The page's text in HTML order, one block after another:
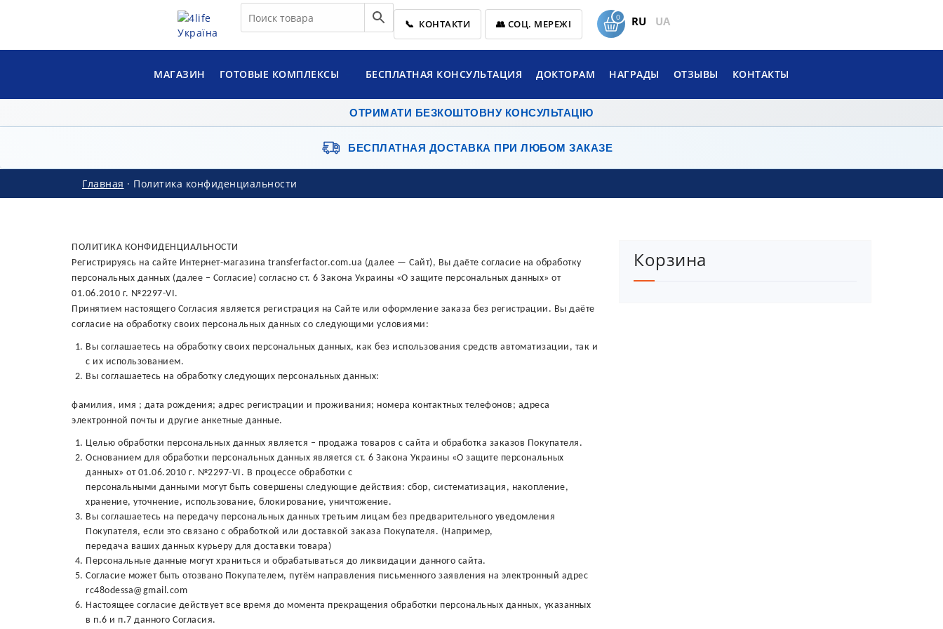
📞 КОНТАКТИ 👥 СОЦ. МЕРЕЖІ
0 RU UA
МАГАЗИН ГОТОВЫЕ КОМПЛЕКСЫ БЕСПЛАТНАЯ КОНСУЛЬТАЦИЯ ДОКТОРАМ НАГРАДЫ ОТЗЫВЫ КОНТАКТЫ
ОТРИМАТИ БЕЗКОШТОВНУ КОНСУЛЬТАЦІЮ
БЕСПЛАТНАЯ ДОСТАВКА ПРИ ЛЮБОМ ЗАКАЗЕ
Главная · Политика конфиденциальности
ПОЛИТИКА КОНФИДЕНЦИАЛЬНОСТИ
Регистрируясь на сайте Интернет-магазина transferfactor.com.ua (далее — Сайт), Вы даёте согласие на обработку
персональных данных (далее – Согласие) согласно ст. 6 Закона Украины «О защите персональных данных» от
01.06.2010 г. №2297-VI.
Принятием настоящего Согласия является регистрация на Сайте или оформление заказа без регистрации. Вы даёте
согласие на обработку своих персональных данных со следующими условиями:
Вы соглашаетесь на обработку своих персональных данных, как без использования средств автоматизации, так и
с их использованием.
Вы соглашаетесь на обработку следующих персональных данных:
фамилия, имя ; дата рождения; адрес регистрации и проживания; номера контактных телефонов; адреса
электронной почты и другие анкетные данные.
Целью обработки персональных данных является – продажа товаров с сайта и обработка заказов Покупателя.
Основанием для обработки персональных данных является ст. 6 Закона Украины «О защите персональных
данных» от 01.06.2010 г. №2297-VI. В процессе обработки с
персональными данными могут быть совершены следующие действия: сбор, систематизация, накопление,
хранение, уточнение, использование, блокирование, уничтожение.
Вы соглашаетесь на передачу персональных данных третьим лицам без предварительного уведомления
Покупателя, если это связано с обработкой или доставкой заказа Покупателя. (Например,
передача ваших данных курьеру для доставки товара)
Персональные данные могут храниться и обрабатываться до ликвидации данного сайта.
Согласие может быть отозвано Покупателем, путём направления письменного заявления на электронный адрес
rc48odessa@gmail.com
Настоящее согласие действует все время до момента прекращения обработки персональных данных, указанных
в п.6 и п.7 данного Согласия.
Корзина